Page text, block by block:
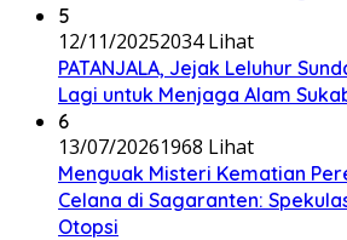
5
12/11/20252034 Lihat
PATANJALA, Jejak Leluhur
Lagi untuk Menjaga Alam
6
13/07/20261968 Lihat
Menguak Misteri Kematian
Celana di Sagaranten:
Otopsi